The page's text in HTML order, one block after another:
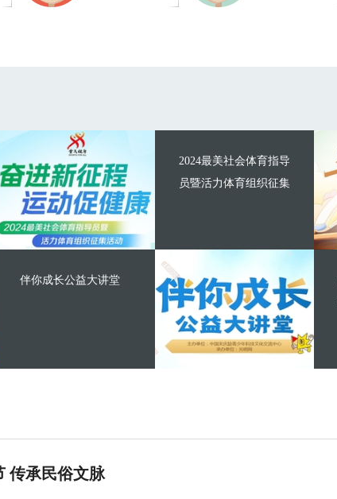
2024最美社会体育指导
员暨活力体育组织征集
伴你成长公益大讲堂
传承民俗文脉